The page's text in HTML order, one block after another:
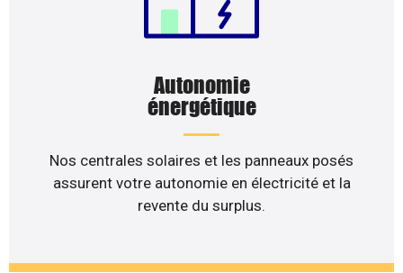
Autonomie
énergétique
Nos centrales solaires et les panneaux posés
assurent votre autonomie en électricité et la
revente du surplus.